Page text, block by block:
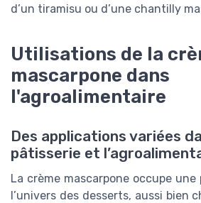
d’un tiramisu ou d’une chantilly
Utilisations de la
mascarpone dans
l'agroalimentaire
Des applications variées
pâtisserie et
La crème mascarpone occupe
l’univers des desserts, aussi bien